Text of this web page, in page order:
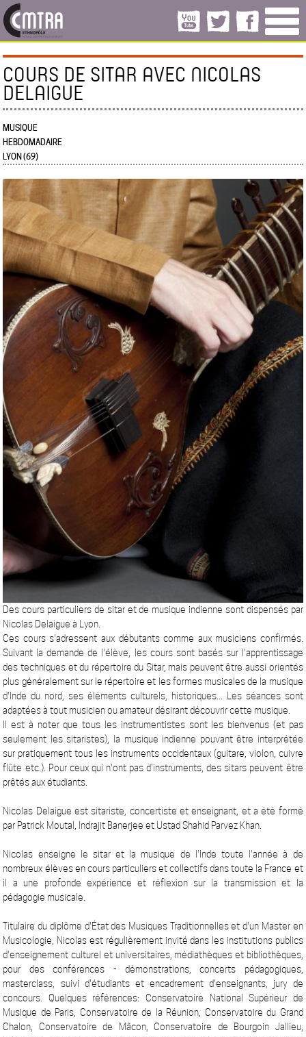
COURS DE SITAR AVEC NICOLAS
DELAIGUE
MUSIQUE
HEBDOMADAIRE
LYON (69)
Des cours particuliers de sitar et de musique indienne sont dispensés par
Nicolas Delaigue à Lyon.
Ces cours s'adressent aux débutants comme aux musiciens confirmés.
Suivant la demande de l'élève, les cours sont basés sur l'apprentissage
des techniques et du répertoire du Sitar, mais peuvent être aussi orientés
plus généralement sur le répertoire et les formes musicales de la musique
d'Inde du nord, ses éléments culturels, historiques... Les séances sont
adaptées à tout musicien ou amateur désirant découvrir cette musique.
Il est à noter que tous les instrumentistes sont les bienvenus (et pas
seulement les sitaristes), la musique indienne pouvant être interprétée
sur pratiquement tous les instruments occidentaux (guitare, violon, cuivre
flûte etc.). Pour ceux qui n'ont pas d'instruments, des sitars peuvent être
prêtés aux étudiants.
Nicolas Delaigue est sitariste, concertiste et enseignant, et a été formé
par Patrick Moutal, Indrajit Banerjee et Ustad Shahid Parvez Khan.
Nicolas enseigne le sitar et la musique de l'Inde toute l'année à de
nombreux élèves en cours particuliers et collectifs dans toute la France et
il a une profonde expérience et réflexion sur la transmission et la
pédagogie musicale.
Titulaire du diplôme d'État des Musiques Traditionnelles et d'un Master en
Musicologie, Nicolas est régulièrement invité dans les institutions publics
d'enseignement culturel et universitaires, médiathèques et bibliothèques,
pour des conférences - démonstrations, concerts pédagogiques,
masterclass, suivi d'étudiants et encadrement d'enseignants, jury de
concours. Quelques références: Conservatoire National Supérieur de
Musique de Paris, Conservatoire de la Réunion, Conservatoire du Grand
Chalon, Conservatoire de Mâcon, Conservatoire de Bourgoin Jallieu,